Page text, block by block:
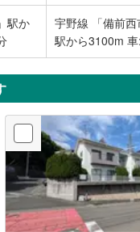
駅か
分
宇野線 「備前西
駅か